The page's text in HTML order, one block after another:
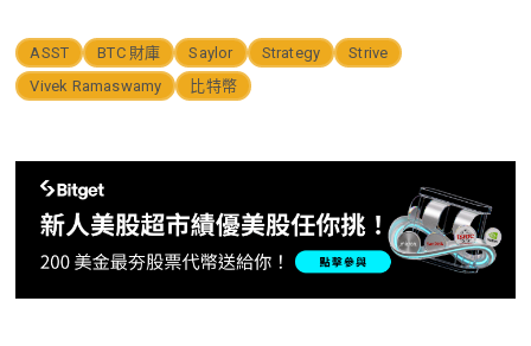
ASST BTC 財庫 Saylor Strategy
Strive
Vivek Ramaswamy
比特幣